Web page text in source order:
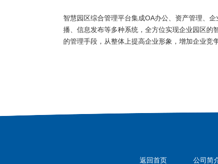
智慧园区综合管理平台集成OA办公、资产管理、
播、信息发布等多种系统，全方位实现企业园区的
的管理手段，从整体上提高企业形象，增加企业竞
返回首页 公司简